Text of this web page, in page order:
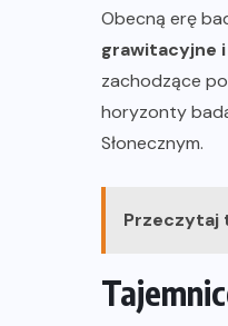
Obecną erę
grawitacyjne
zachodzące
horyzonty
Słonecznym.
Przeczytaj